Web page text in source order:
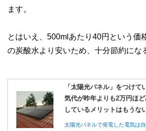
ます。
とはいえ、500mlあたり40円という価
の炭酸水より安いため、十分節約にな
「太陽光パネル」をつけて
気代が昨年よりも2万円ほ
しているメリットはもうな
太陽光パネルで発電した電気は